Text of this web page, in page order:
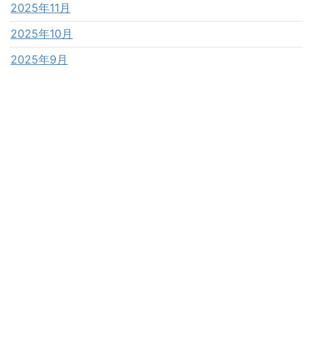
2025年11月
2025年10月
2025年9月